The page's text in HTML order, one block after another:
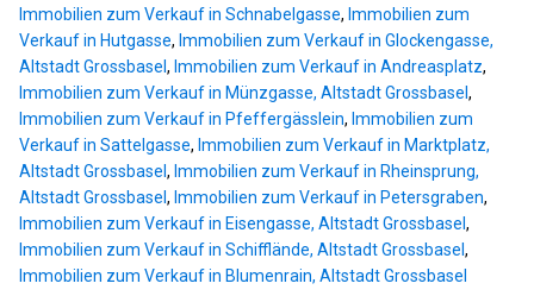
Immobilien zum Verkauf in Schnabelgasse, Immobilien zum
Verkauf in Hutgasse, Immobilien zum Verkauf in Glockengasse,
Altstadt Grossbasel , Immobilien zum Verkauf in Andreasplatz,
Immobilien zum Verkauf in Münzgasse, Altstadt Grossbasel ,
Immobilien zum Verkauf in Pfeffergässlein, Immobilien zum
Verkauf in Sattelgasse, Immobilien zum Verkauf in Marktplatz,
Altstadt Grossbasel , Immobilien zum Verkauf in Rheinsprung,
Altstadt Grossbasel , Immobilien zum Verkauf in Petersgraben,
Immobilien zum Verkauf in Eisengasse, Altstadt Grossbasel ,
Immobilien zum Verkauf in Schifflände, Altstadt Grossbasel ,
Immobilien zum Verkauf in Blumenrain, Altstadt Grossbasel